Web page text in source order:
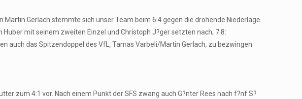
Gerlach stemmte sich unser Team beim 6:4 gegen die drohende Niederlage.
mit seinem zweiten Einzel und Christoph J?ger setzten nach; 7:8:
auch das Spitzendoppel des VfL, Tamas Varbeli/Martin Gerlach, zu bezwingen
zum 4:1 vor. Nach einem Punkt der SFS zwang auch G?nter Rees nach f?nf S?